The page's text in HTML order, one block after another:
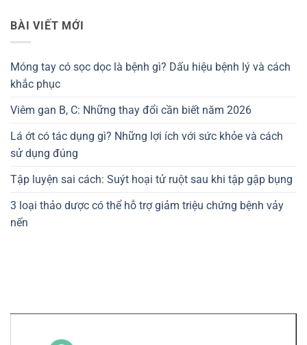
BÀI VIẾT MỚI
Móng tay có sọc dọc là bệnh gì? Dấu hiệu bệnh lý và cách
khắc phục
Viêm gan B, C: Những thay đổi cần biết năm 2026
Lá ớt có tác dụng gì? Những lợi ích với sức khỏe và cách
sử dụng đúng
Tập luyện sai cách: Suýt hoại tử ruột sau khi tập gập bụng
3 loại thảo dược có thể hỗ trợ giảm triệu chứng bệnh vảy
nến